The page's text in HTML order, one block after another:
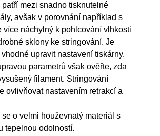
patří mezi snadno tisknutelné
avšak v porovnání například s
více náchylný k pohlcování vlhkosti
sklony ke stringování. Je
upravit nastavení tiskárny.
parametrů však ověřte, zda
filament. Stringování
ovlivňovat nastavením retrakcí a
se o velmi houževnatý materiál s
tepelnou odolností.